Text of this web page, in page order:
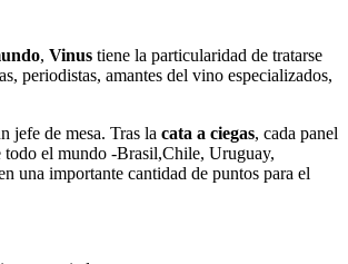
, Vinus tiene la particularidad de tratarse
periodistas, amantes del vino especializados,
jefe de mesa. Tras la cata a ciegas, cada panel
todo el mundo -Brasil,Chile, Uruguay,
una importante cantidad de puntos para el